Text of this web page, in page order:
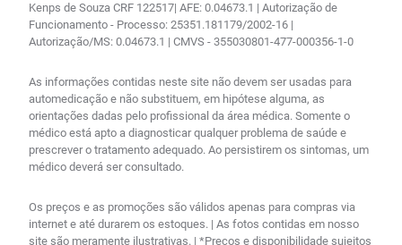
Kenps de Souza CRF 122517| AFE: 0.04673.1 | Autorização de
Funcionamento - Processo: 25351.181179/2002-16 |
Autorização/MS: 0.04673.1 | CMVS - 355030801-477-000356-1-0
As informações contidas neste site não devem ser usadas para
automedicação e não substituem, em hipótese alguma, as
orientações dadas pelo profissional da área médica. Somente o
médico está apto a diagnosticar qualquer problema de saúde e
prescrever o tratamento adequado. Ao persistirem os sintomas, um
médico deverá ser consultado.
Os preços e as promoções são válidos apenas para compras via
internet e até durarem os estoques. | As fotos contidas em nosso
site são meramente ilustrativas. | *Preços e disponibilidade sujeitos